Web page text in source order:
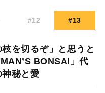
#12 #13
を切るぞ」と思うと
BONSAI」代
秘と愛